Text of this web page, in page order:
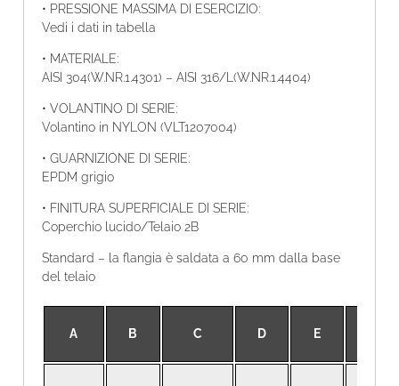
• PRESSIONE MASSIMA DI ESERCIZIO:
Vedi i dati in tabella
• MATERIALE:
AISI 304(W.NR.1.4301) – AISI 316/L(W.NR.1.4404)
• VOLANTINO DI SERIE:
Volantino in NYLON (VLT1207004)
• GUARNIZIONE DI SERIE:
EPDM grigio
• FINITURA SUPERFICIALE DI SERIE:
Coperchio lucido/Telaio 2B
Standard – la flangia è saldata a 60 mm dalla base
del telaio
A B C D E